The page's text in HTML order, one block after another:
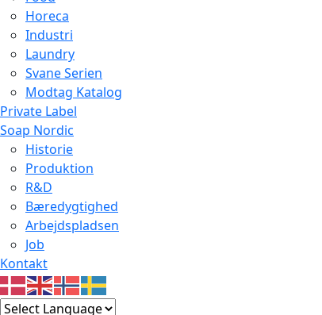
Horeca
Industri
Laundry
Svane Serien
Modtag Katalog
Private Label
Soap Nordic
Historie
Produktion
R&D
Bæredygtighed
Arbejdspladsen
Job
Kontakt